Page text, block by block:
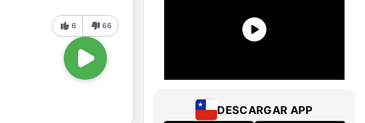
6 66
DESCARGAR APP